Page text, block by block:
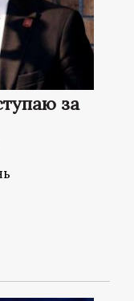
за